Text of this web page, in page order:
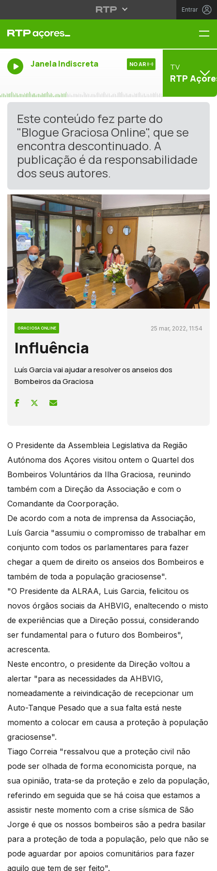
Entrar
Janela Indiscreta NO AR TV
RTP
Este conteúdo fez parte do
"Blogue Graciosa Online", que se
encontra descontinuado. A
publicação é da responsabilidade
dos seus autores.
GRACIOSA ONLINE 25 mar, 2022, 11:54
Influência
Luís Garcia vai ajudar a resolver os anseios dos
Bombeiros da Graciosa
O Presidente da Assembleia Legislativa da Região
Autónoma dos Açores visitou ontem o Quartel dos
Bombeiros Voluntários da Ilha Graciosa, reunindo
também com a Direção da Associação e com o
Comandante da Coorporação.
De acordo com a nota de imprensa da Associação,
Luís Garcia "assumiu o compromisso de trabalhar em
conjunto com todos os parlamentares para fazer
chegar a quem de direito os anseios dos Bombeiros e
também de toda a população graciosense".
"O Presidente da ALRAA, Luis Garcia, felicitou os
novos órgãos sociais da AHBVIG, enaltecendo o misto
de experiências que a Direção possui, considerando
ser fundamental para o futuro dos Bombeiros",
acrescenta.
Neste encontro, o presidente da Direção voltou a
alertar "para as necessidades da AHBVIG,
nomeadamente a reivindicação de recepcionar um
Auto-Tanque Pesado que a sua falta está neste
momento a colocar em causa a proteção à população
graciosense".
Tiago Correia "ressalvou que a proteção civil não
pode ser olhada de forma economicista porque, na
sua opinião, trata-se da proteção e zelo da população,
referindo em seguida que se há coisa que estamos a
assistir neste momento com a crise sísmica de São
Jorge é que os nossos bombeiros são a pedra basilar
para a proteção de toda a população, pelo que não se
pode aguardar por apoios comunitários para fazer
aquilo que tem de ser feito".